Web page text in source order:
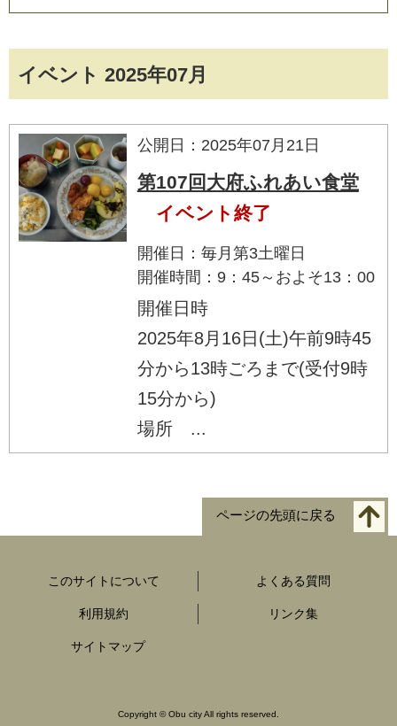
イベント 2025年07月
公開日：2025年07月21日
第107回大府ふれあい食堂
イベント終了
開催日：毎月第3土曜日
開催時間：9：45～およそ13：00
開催日時
2025年8月16日(土)午前9時45
分から13時ごろまで(受付9時
15分から)
場所 ...
ページの先頭に戻る
このサイトについて よくある質問
利用規約 リンク集
サイトマップ
Copyright ©Obu city All rights reserved.